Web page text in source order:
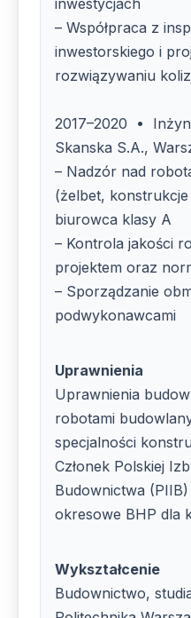
– Współpraca z
inwestorskiego i
rozwiązywaniu
2017–2020 •
Skanska S.A.,
– Nadzór nad
(żelbet,
biurowca klasy A
– Kontrola jakości
projektem oraz
– Sporządzanie
podwykonawcami
Uprawnienia
Uprawnienia
robotami
specjalności
Członek Polskiej
Budownictwa
okresowe BHP dla
Wykształcenie
Budownictwo,